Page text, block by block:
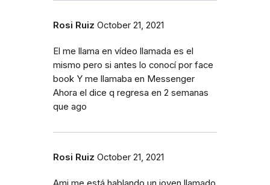
Rosi Ruiz October 21, 2021
El me llama en vídeo llamada es el
mismo pero si antes lo conocí por face
book Y me llamaba en Messenger
Ahora el dice q regresa en 2 semanas
que ago
Rosi Ruiz October 21, 2021